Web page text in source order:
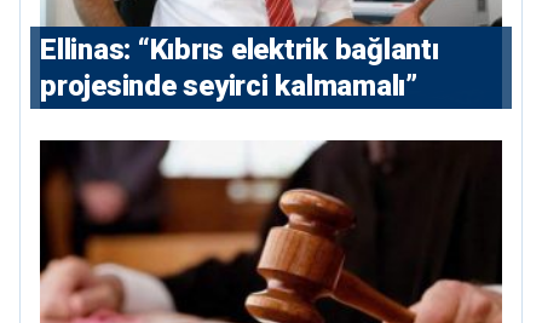
Ellinas: “Kıbrıs elektrik bağlantı
projesinde seyirci kalmamalı”